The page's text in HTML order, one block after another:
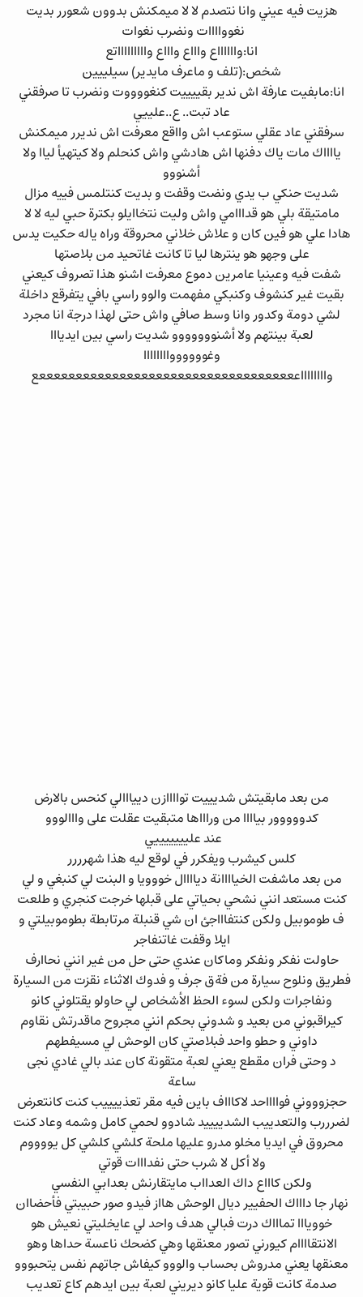
هزيت فيه عيني وانا نتصدم لا لا ميمكنش بدوون شعورر بديت
نغوواااات ونضرب نغوات
انا:وااااااع واااع واااع واااااااااتع
شخص:(تلف و ماعرف مايدير) سيلييين
انا:مابفيت عارفة اش ندير بقييييت كنغووووت ونضرب تا صرفقني
عاد تبت.. ع..علييي
سرفقني عاد عقلي ستوعب اش وااقع معرفت اش نديرر ميمكنش
يااااك مات ياك دفنها اش هادشي واش كنحلم ولا كيتهيأ لياا ولا
أشنووو
شديت حنكي ب يدي ونضت وقفت و بديت كنتلمس فييه مزال
مامتيقة بلي هو قدااامي واش وليت نتخاايلو بكترة حبي ليه لا لا
هادا علي هو فين كان و علاش خلاني محروقة وراه ياله حكيت يدس
على وجهو هو ينترها ليا تا كانت غاتحيد من بلاصتها
شفت فيه وعينيا عامرين دموع معرفت اشنو هذا تصروف كيعني
بقيت غير كنشوف وكنبكي مفهمت والوو راسي بافي يتفرقع داخلة
لشي دومة وكدور وانا وسط صافي واش حتى لهذا درجة انا مجرد
لعبة بينتهم ولا أشنووووووو شديت راسي بين ايديااا
وغوووووواااااااا
وااااااااععععععععععععععععععععععععععععععععععععع
من بعد مابقيتش شديييت تواااازن دييااالي كنحس بالارض
كدووووور بياااا من وراااها متبقيت عقلت على وااالووو
عند عليييييييي
كلس كيشرب ويفكرر في لوقع ليه هذا شهرررر
من بعد ماشفت الخياااانة دياااال خووويا و البنت لي كنبغي و لي
كنت مستعد انني نشحي بحياتي على قبلها خرجت كنجري و طلعت
ف طوموبيل ولكن كنتفاااجئ ان شي قنبلة مرتابطة بطوموبيلتي و
ايلا وقفت غاتنفاجر
حاولت نفكر ونفكر وماكان عندي حتى حل من غير انني نحاارف
فطريق ونلوح سيارة من فةق جرف و فدوك الاثناء نقزت من السيارة
ونفاجرات ولكن لسوء الحظ الأشخاص لي حاولو يقتلوني كانو
كيراقبوني من بعيد و شدوني بحكم انني مجروح ماقدرتش نقاوم
داوني و حطو واحد فبلاصتي كان الوحش لي مسيفطهم
د وحتى فران مقطع يعني لعبة متقونة كان عند بالي غادي نجى
ساعة
حجزوووني فوااااحد لاكاااف باين فيه مقر تعذييييب كنت كانتعرض
لضرررب والتعدييب الشدييييد شادوو لحمي كامل وشمه وعاد كنت
محروق في ايديا مخلو مدرو عليها ملحة كلشي كلشي كل يووووم
ولا أكل لا شرب حتى نفدااات قوتي
ولكن كاااع داك العدااب مايتقارنش بعدابي النفسي
نهار جا داااك الحفيير ديال الوحش هااز فيدو صور حبيبتي فأحضاان
خوويااا تماااك درت فبالي هدف واحد لي عايخليتي نعيش هو
الانتقاااام كيورني تصور معنقها وهي كضحك ناعسة حداها وهو
معنقها يعني مدروش بحساب والووو كيفاش جاتهم نفس يتحبووو
صدمة كانت قوية عليا كانو ديريني لعبة بين ايدهم كاع تعديب